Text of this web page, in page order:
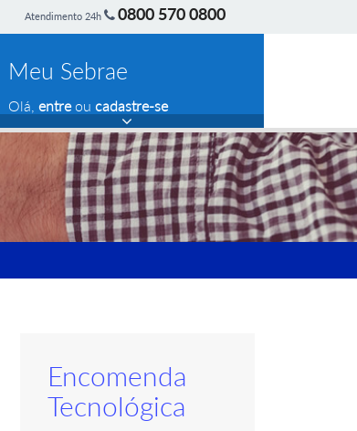
Atendimento 24h 0800 570 0800
Meu Sebrae
Olá, entreou cadastre-se
Encomenda
Tecnológica